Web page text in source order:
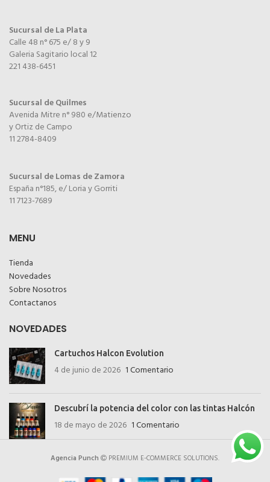
Sucursal de La Plata
Calle 48 n° 675 e/ 8 y 9
Galeria Sagitario local 12
221 438-6451
Sucursal de Quilmes
Avenida Mitre n° 980 e/Matienzo
y Ortiz de Campo
11 2784-8409
Sucursal de Lomas de Zamora
España n°185, e/ Loria y Gorriti
11 7123-7689
MENU
Tienda
Novedades
Sobre Nosotros
Contactanos
NOVEDADES
Cartuchos Halcon Evolution
4 de junio de 2026 1 Comentario
Descubrí la potencia del color con las tintas Halcón
18 de mayo de 2026 1 Comentario
Agencia Punch PREMIUM E-COMMERCE SOLUTIONS.